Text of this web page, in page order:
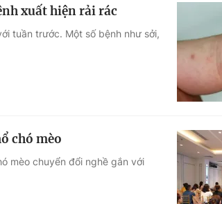
xuất hiện rải rác
tuần trước. Một số bệnh như sởi,
chó mèo
mèo chuyển đổi nghề gắn với